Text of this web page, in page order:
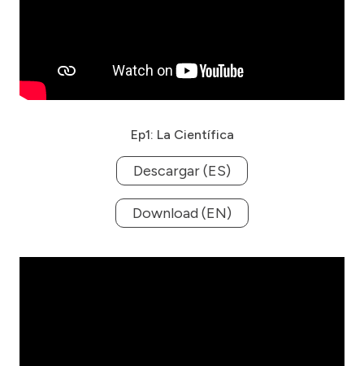
Ep1: La Científica
Descargar (ES)
Download (EN)